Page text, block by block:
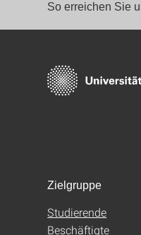
So erreichen Sie
Zielgruppe
Studierende
Beschäftigte